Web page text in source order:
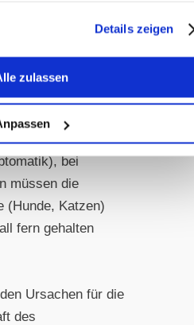
Details zeigen
zulassen
Auslöser für den
oft ein
bzw. auf der
keine Pollen
zeigen oft eine
bei
müssen die
(Hunde, Katzen)
fern gehalten
Ursachen für die
des